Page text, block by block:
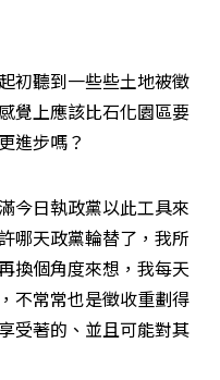
初聽到一些些土地被徵
覺上應該比石化園區要
進步嗎？
今日執政黨以此工具來
哪天政黨輪替了，我所
換個角度來想，我每天
不常常也是徵收重劃得
受著的、並且可能對其